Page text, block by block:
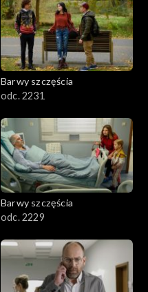
Barwy szczęścia
odc. 2231
Barwy szczęścia
odc. 2229